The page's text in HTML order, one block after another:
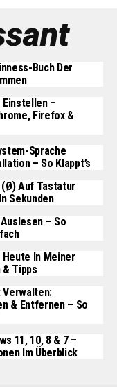
Buch Der
–
Firefox &
Sprache
– So Klappt’s
Auf Tastatur
Sekunden
– So
Heute In Meiner
Tipps
Verwalten:
& Entfernen – So
11, 10, 8 & 7 –
Im Überblick